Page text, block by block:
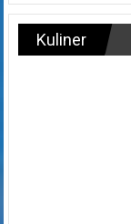
Kuliner